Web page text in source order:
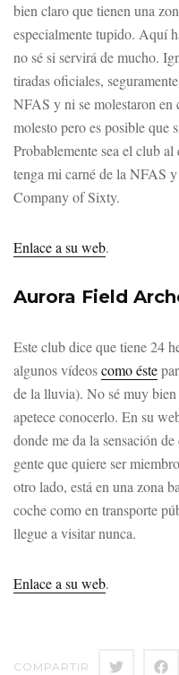
bien claro que tienen una
especialmente tupido. Aquí
no sé si servirá de mucho.
tiradas oficiales,
NFAS y ni se molestaron en
molesto pero es posible que
Probablemente sea el club
tenga mi carné de la NFAS y
Company of Sixty.
Enlace a su web.
Aurora Field
Este club dice que tiene 24
algunos vídeoscomo éste
de la lluvia). No sé muy
apetece conocerlo. En su
donde me da la sensación
gente que quiere ser
otro lado, está en una zona
coche como en transporte
llegue a visitar nunca.
Enlace a su web.
COMPARTIR